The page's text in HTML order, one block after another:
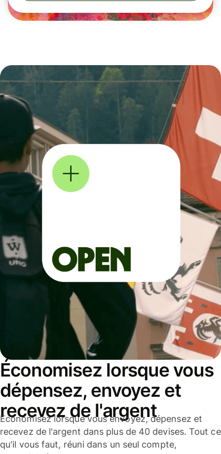
Économisez lorsque vous
dépensez, envoyez et
recevez de l'argent
Économisez lorsque vous envoyez, dépensez et
recevez de l'argent dans plus de 40 devises. Tout ce
qu'il vous faut, réuni dans un seul compte,